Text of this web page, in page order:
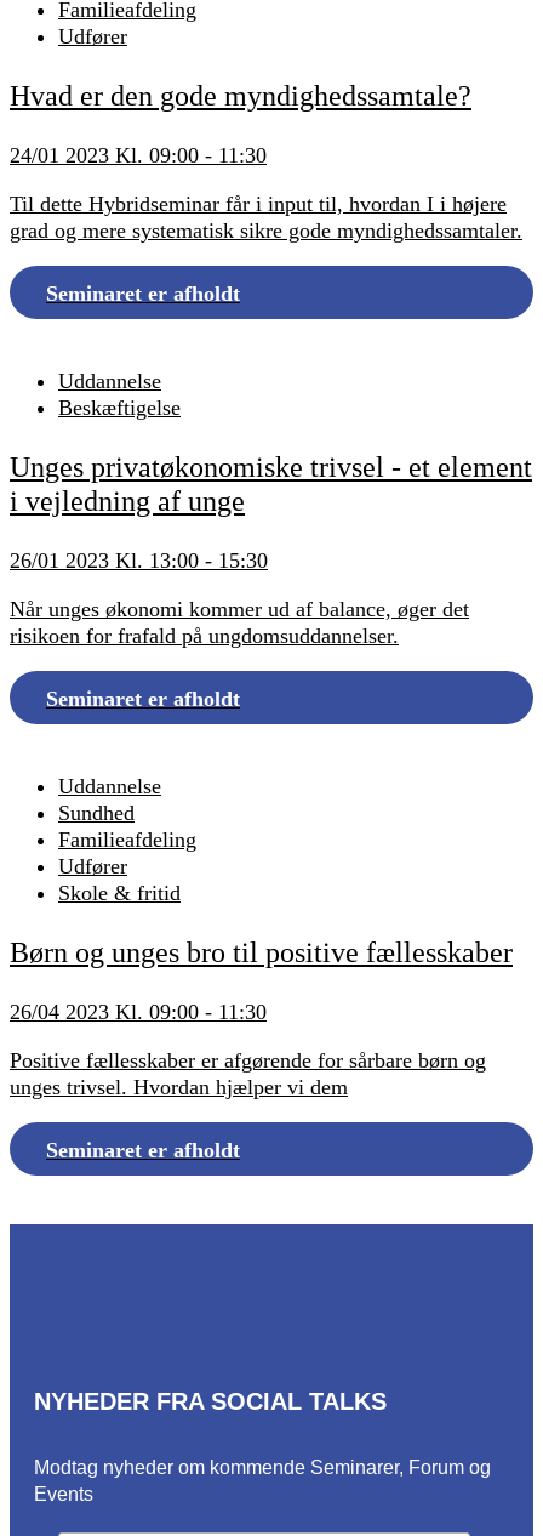
Familieafdeling
Udfører
Hvad er den gode myndighedssamtale?
24/01 2023 Kl. 09:00 - 11:30
Til dette Hybridseminar får i input til, hvordan I i højere
grad og mere systematisk sikre gode myndighedssamtaler.
Seminaret er afholdt
Uddannelse
Beskæftigelse
Unges privatøkonomiske trivsel - et element
i vejledning af unge
26/01 2023 Kl. 13:00 - 15:30
Når unges økonomi kommer ud af balance, øger det
risikoen for frafald på ungdomsuddannelser.
Seminaret er afholdt
Uddannelse
Sundhed
Familieafdeling
Udfører
Skole & fritid
Børn og unges bro til positive fællesskaber
26/04 2023 Kl. 09:00 - 11:30
Positive fællesskaber er afgørende for sårbare børn og
unges trivsel. Hvordan hjælper vi dem
Seminaret er afholdt
NYHEDER FRA SOCIAL TALKS
Modtag nyheder om kommende Seminarer, Forum og
Events